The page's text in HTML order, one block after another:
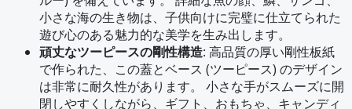
小さな海の生き物は、子供向けに完璧に仕立てられた
遊び心のある魅力的な美学を生み出します。
頑丈なツーピースの剛性構造: 高品質の厚い剛性板紙
で作られた、この蓋とベース (ツーピース) のデザイン
は非常に耐久性があります。 小さな手がスムーズに開
閉しやすくしながら、ギフト、おもちゃ、キャンディ